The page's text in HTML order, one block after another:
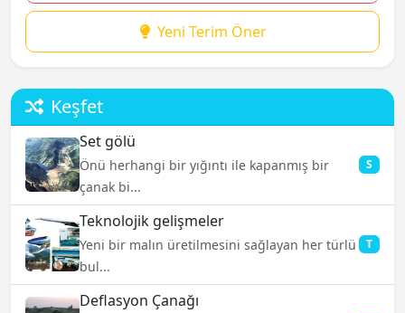
Yeni Terim Öner
Keşfet
Set gölü
Önü herhangi bir yığıntı ile kapanmış bir
çanak bi...
S
Teknolojik gelişmeler
Yeni bir malın üretilmesini sağlayan her türlü
bul...
T
Deflasyon Çanağı